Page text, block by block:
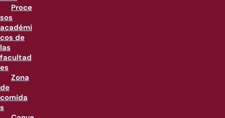
Proce
sos
académi
cos de
las
facultad
es
Zona
de
comida
s